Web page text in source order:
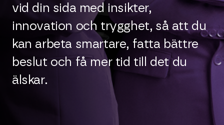
vid din sida med insikter,
innovation och trygghet, så att du
kan arbeta smartare, fatta bättre
beslut och få mer tid till det du
älskar.